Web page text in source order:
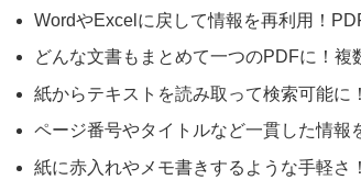
WordやExcelに戻して情報を再利用！
どんな文書もまとめて一つのPDFに！
紙からテキストを読み取って検索可能
ページ番号やタイトルなど一貫した情
紙に赤入れやメモ書きするような手軽さ